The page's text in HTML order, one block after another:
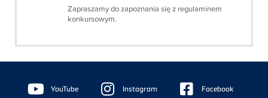
Zapraszamy do zapoznania się z regulaminem
konkursowym.
Floating
Sidebar YouTube Instagram Facebook